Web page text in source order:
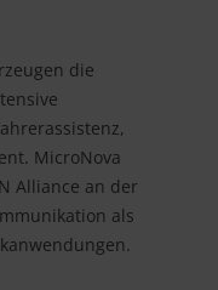
die
MicroNova
Alliance an der
als